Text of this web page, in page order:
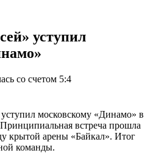
уступил
со счетом 5:4
московскому «Динамо» в
встреча прошла
крытой арены «Байкал». Итог
команды.